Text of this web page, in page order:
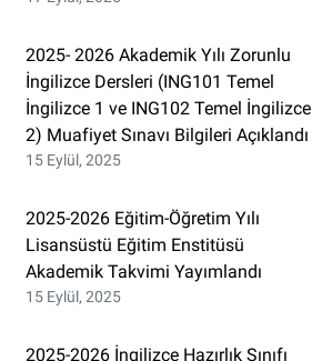
2025- 2026 Akademik Yılı Zorunlu
İngilizce Dersleri (ING101 Temel
İngilizce 1 ve ING102 Temel İngilizce
2) Muafiyet Sınavı Bilgileri Açıklandı
15 Eylül, 2025
2025-2026 Eğitim-Öğretim Yılı
Lisansüstü Eğitim Enstitüsü
Akademik Takvimi Yayımlandı
15 Eylül, 2025
2025-2026 İngilizce Hazırlık Sınıfı